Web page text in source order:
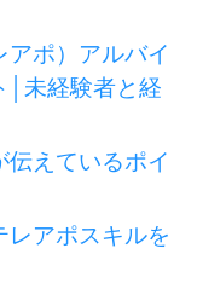
アポ）アルバイ
│未経験者と経
伝えているポイ
レアポスキルを